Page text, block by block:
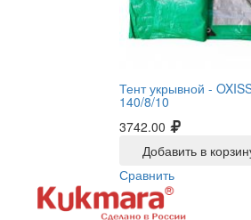
Тент укрывной -
140/8/10
3742.00
Добавить в
Сравнить